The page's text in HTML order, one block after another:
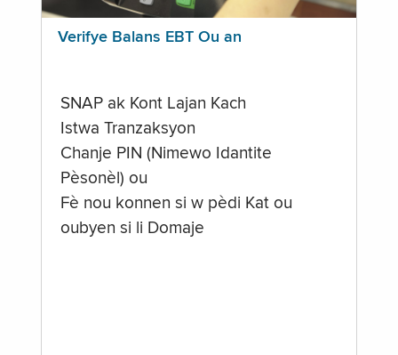
Verifye Balans EBT Ou an
SNAP ak Kont Lajan Kach
Istwa Tranzaksyon
Chanje PIN (Nimewo Idantite
Pèsonèl) ou
Fè nou konnen si w pèdi Kat ou
oubyen si li Domaje